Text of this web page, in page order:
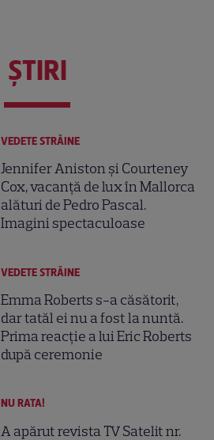
ŞTIRI
VEDETE STRĂINE
Jennifer Aniston și Courteney
Cox, vacanță de lux în Mallorca
alături de Pedro Pascal.
Imagini spectaculoase
VEDETE STRĂINE
Emma Roberts s-a căsătorit,
dar tatăl ei nu a fost la nuntă.
Prima reacție a lui Eric Roberts
după ceremonie
NU RATA!
A apărut revista TV Satelit nr.